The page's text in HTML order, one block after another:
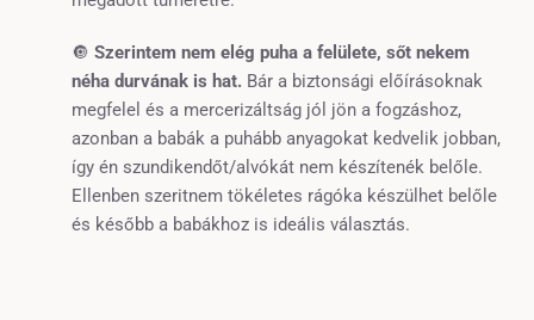
🔘 Szerintem nem elég puha a felülete, sőt nekem
néha durvának is hat. Bár a biztonsági előírásoknak
megfelel és a mercerizáltság jól jön a fogzáshoz,
azonban a babák a puhább anyagokat kedvelik jobban,
így én szundikendőt/alvókát nem készítenék belőle.
Ellenben szeritnem tökéletes rágóka készülhet belőle
és később a babákhoz is ideális választás.